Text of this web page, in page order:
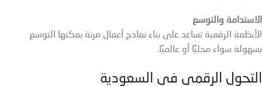
الاستدامة والتوسع
الأنظمة الرقمية تساعد على بناء نماذج أعمال مرنة يمكنها التوسع
بسهولة سواء محليًا أو عالميًا.
التحول الرقمي في السعودية